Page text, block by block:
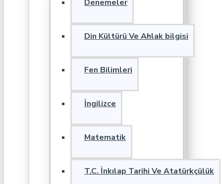
Denemeler
Din Kültürü Ve Ahlak bilgisi
Fen Bilimleri
İngilizce
Matematik
T.C. İnkılap Tarihi Ve Atatürkçülük